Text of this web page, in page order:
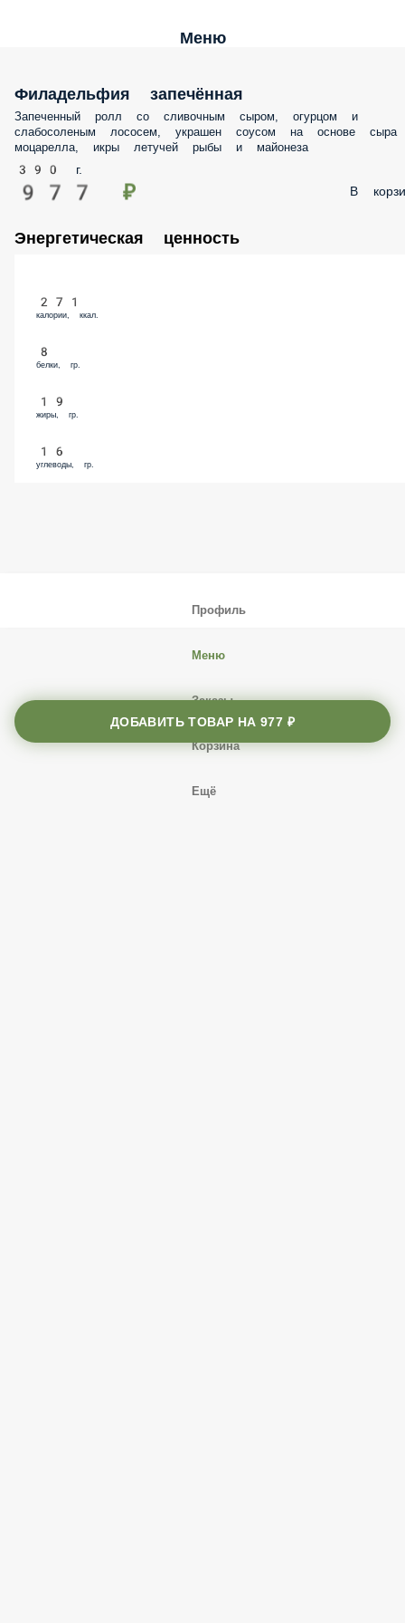
Меню
Филадельфия запечённая
Запеченный ролл со сливочным сыром, огурцом и слабосоленым
лососем, украшен соусом на основе сыра моцарелла, икры летучей
рыбы и майонеза
390 г.
977 ₽ В
Энергетическая ценность
271
калории, ккал.
8
белки, гр.
19
жиры, гр.
16
углеводы, гр.
ДОБАВИТЬ ТОВАР НА977 ₽
Профиль
Меню
Заказы